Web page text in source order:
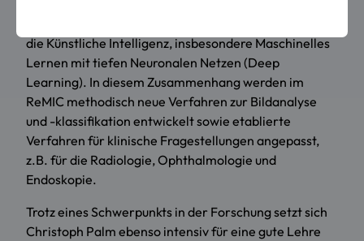
Image Computing (ReMIC) mit dem Motto „Image
die Künstliche Intelligenz, insbesondere Maschinelles
Lernen mit tiefen Neuronalen Netzen (Deep
Learning). In diesem Zusammenhang werden im
ReMIC methodisch neue Verfahren zur Bildanalyse
und -klassifikation entwickelt sowie etablierte
Verfahren für klinische Fragestellungen angepasst,
z.B. für die Radiologie, Ophthalmologie und
Endoskopie.
Trotz eines Schwerpunkts in der Forschung setzt sich
Christoph Palm ebenso intensiv für eine gute Lehre